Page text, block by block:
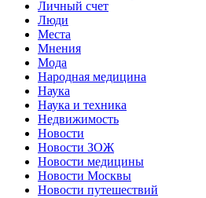
Личный счет
Люди
Места
Мнения
Мода
Народная медицина
Наука
Наука и техника
Недвижимость
Новости
Новости ЗОЖ
Новости медицины
Новости Москвы
Новости путешествий